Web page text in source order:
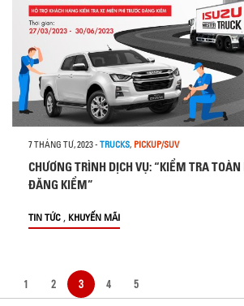
7 THÁNG TƯ, 2023- TRUCKS, PICKUP/SUV
CHƯƠNG TRÌNH DỊCH VỤ: “KIỂM TRA
ĐĂNG KIỂM”
TIN TỨC , KHUYẾN MÃI
1 2 3 4 5